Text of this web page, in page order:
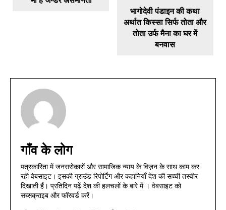
भागोदेवी पंडाइन की कथा
अर्थात किस्सा सिर्फ तोता और
तोता उर्फ मैना का घर में
बनवास
गाँव के लोग
पत्रकारिता में जनसरोकारों और सामाजिक न्याय के विज़न के साथ काम कर
रही वेबसाइट। इसकी ग्राउंड रिपोर्टिंग और कहानियाँ देश की सच्ची तस्वीर
दिखाती हैं। प्रतिदिन पढ़ें देश की हलचलों के बारे में । वेबसाइट को
सब्सक्राइब और फॉरवर्ड करें।